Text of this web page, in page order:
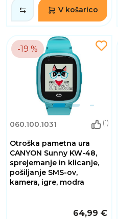
V košarico
-19 %
060.100.1031 (1)
Otroška pametna ura
CANYON Sunny KW-48,
sprejemanje in klicanje,
pošiljanje SMS-ov,
kamera, igre, modra
64,99 €